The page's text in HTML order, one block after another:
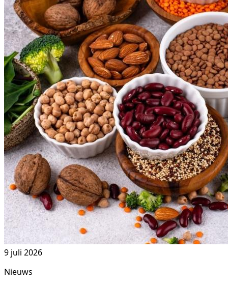
9 juli 2026
Nieuws